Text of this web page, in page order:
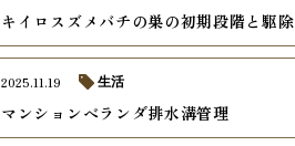
キイロスズメバチの巣の初期段階と駆除
マンションベランダ排水溝管理
2025.11.19 生活